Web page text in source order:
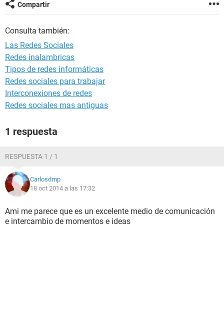
Compartir
Consulta también:
Las Redes Sociales
Redes inalambricas
Tipos de redes informáticas
Redes sociales para trabajar
Interconexiones de redes
Redes sociales mas antiguas
1 respuesta
RESPUESTA 1 / 1
Carlosdmp
18 oct 2014 a las 17:32
Ami me parece que es un excelente medio de comunicación
e intercambio de momentos e ideas